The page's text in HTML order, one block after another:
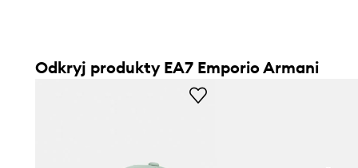
Odkryj produkty EA7 Emporio Armani